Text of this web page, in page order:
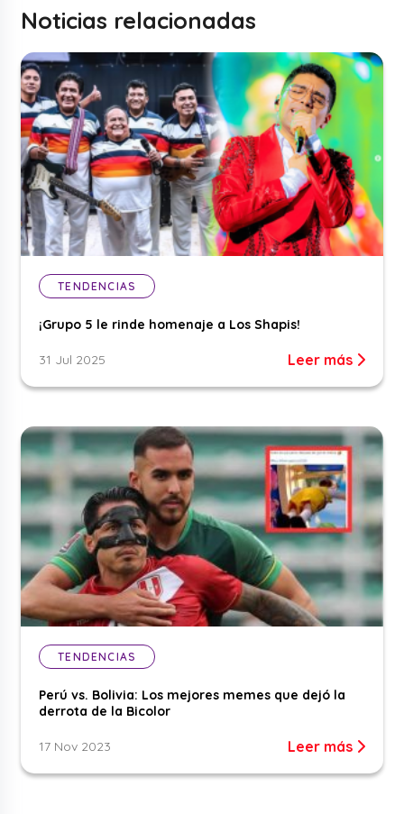
Noticias relacionadas
TENDENCIAS
¡Grupo 5 le rinde homenaje a Los Shapis!
31 Jul 2025 Leer más
TENDENCIAS
Perú vs. Bolivia: Los mejores memes que dejó la
derrota de la Bicolor
17 Nov 2023 Leer más